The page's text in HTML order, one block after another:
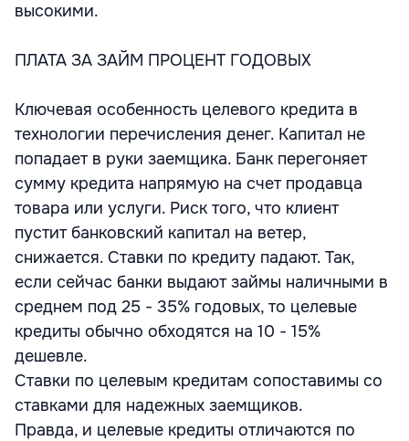
высокими.
ПЛАТА ЗА ЗАЙМ ПРОЦЕНТ ГОДОВЫХ
Ключевая особенность целевого кредита в
технологии перечисления денег. Капитал не
попадает в руки заемщика. Банк перегоняет
сумму кредита напрямую на счет продавца
товара или услуги. Риск того, что клиент
пустит банковский капитал на ветер,
снижается. Ставки по кредиту падают. Так,
если сейчас банки выдают займы наличными в
среднем под 25 - 35% годовых, то целевые
кредиты обычно обходятся на 10 - 15%
дешевле.
Ставки по целевым кредитам сопоставимы со
ставками для надежных заемщиков.
Правда, и целевые кредиты отличаются по